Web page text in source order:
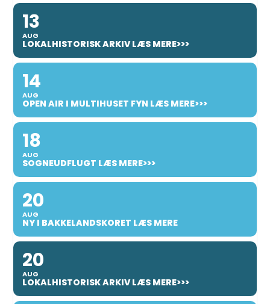
13
AUG
LOKALHISTORISK ARKIV LÆS MERE>>>
14
AUG
OPEN AIR I MULTIHUSET FYN LÆS MERE>>>
18
AUG
SOGNEUDFLUGT LÆS MERE>>>
20
AUG
NY I BAKKELANDSKORET LÆS MERE
20
AUG
LOKALHISTORISK ARKIV LÆS MERE>>>